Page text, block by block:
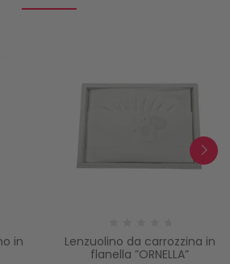
in
Lenzuolino da carrozzina in
flanella ”ORNELLA”